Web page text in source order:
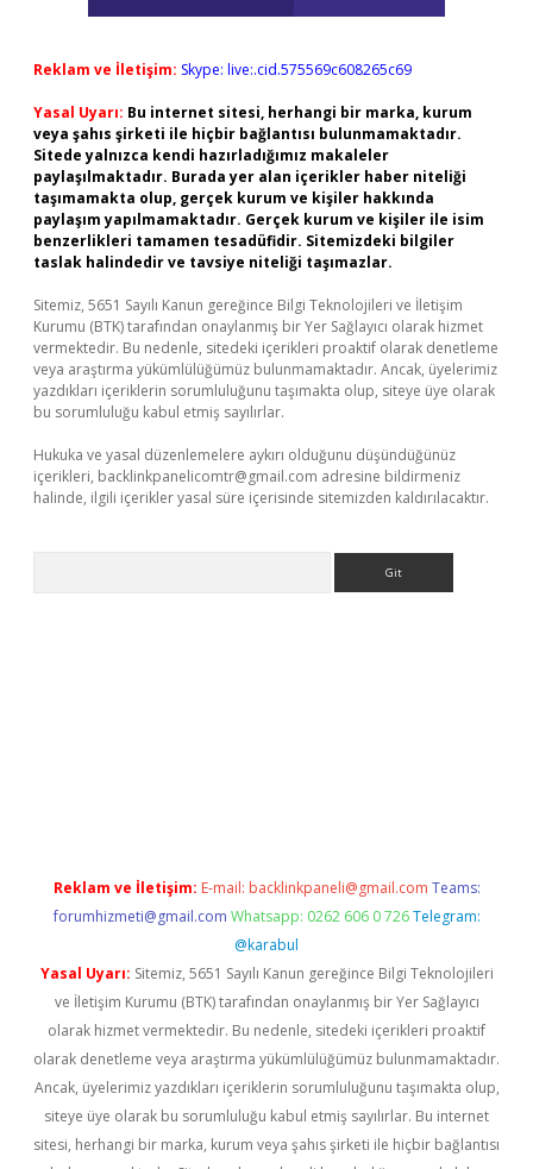
Reklam ve İletişim: Skype: live:.cid.575569c608265c69
Yasal Uyarı: Bu internet sitesi, herhangi bir marka, kurum
veya şahıs şirketi ile hiçbir bağlantısı bulunmamaktadır.
Sitede yalnızca kendi hazırladığımız makaleler
paylaşılmaktadır. Burada yer alan içerikler haber niteliği
taşımamakta olup, gerçek kurum ve kişiler hakkında
paylaşım yapılmamaktadır. Gerçek kurum ve kişiler ile isim
benzerlikleri tamamen tesadüfidir. Sitemizdeki bilgiler
taslak halindedir ve tavsiye niteliği taşımazlar.
Sitemiz, 5651 Sayılı Kanun gereğince Bilgi Teknolojileri ve İletişim
Kurumu (BTK) tarafından onaylanmış bir Yer Sağlayıcı olarak hizmet
vermektedir. Bu nedenle, sitedeki içerikleri proaktif olarak denetleme
veya araştırma yükümlülüğümüz bulunmamaktadır. Ancak, üyelerimiz
yazdıkları içeriklerin sorumluluğunu taşımakta olup, siteye üye olarak
bu sorumluluğu kabul etmiş sayılırlar.
Hukuka ve yasal düzenlemelere aykırı olduğunu düşündüğünüz
içerikleri, backlinkpanelicomtr@gmail.com adresine bildirmeniz
halinde, ilgili içerikler yasal süre içerisinde sitemizden kaldırılacaktır.
Reklam ve İletişim: E-mail: backlinkpaneli@gmail.com Teams:
forumhizmeti@gmail.com Whatsapp: 0262 606 0 726 Telegram:
@karabul
Yasal Uyarı: Sitemiz, 5651 Sayılı Kanun gereğince Bilgi Teknolojileri
ve İletişim Kurumu (BTK) tarafından onaylanmış bir Yer Sağlayıcı
olarak hizmet vermektedir. Bu nedenle, sitedeki içerikleri proaktif
olarak denetleme veya araştırma yükümlülüğümüz bulunmamaktadır.
Ancak, üyelerimiz yazdıkları içeriklerin sorumluluğunu taşımakta olup,
siteye üye olarak bu sorumluluğu kabul etmiş sayılırlar. Bu internet
sitesi, herhangi bir marka, kurum veya şahıs şirketi ile hiçbir bağlantısı